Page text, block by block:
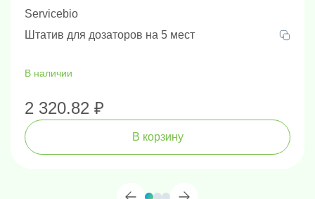
Servicebio
Штатив для дозаторов на 5 мест
В наличии
2 320.82 ₽
В корзину